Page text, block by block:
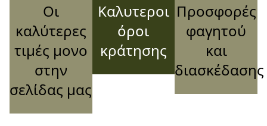
Οι
καλύτερες
τιμές μονο
στην
σελίδας μας
Καλυτεροι
όροι
κράτησης
Προσφορές
φαγητού
και
διασκέδασης